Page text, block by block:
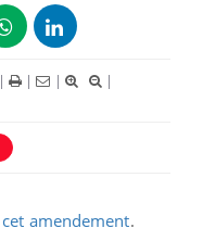
| | |
|
cet amendement.